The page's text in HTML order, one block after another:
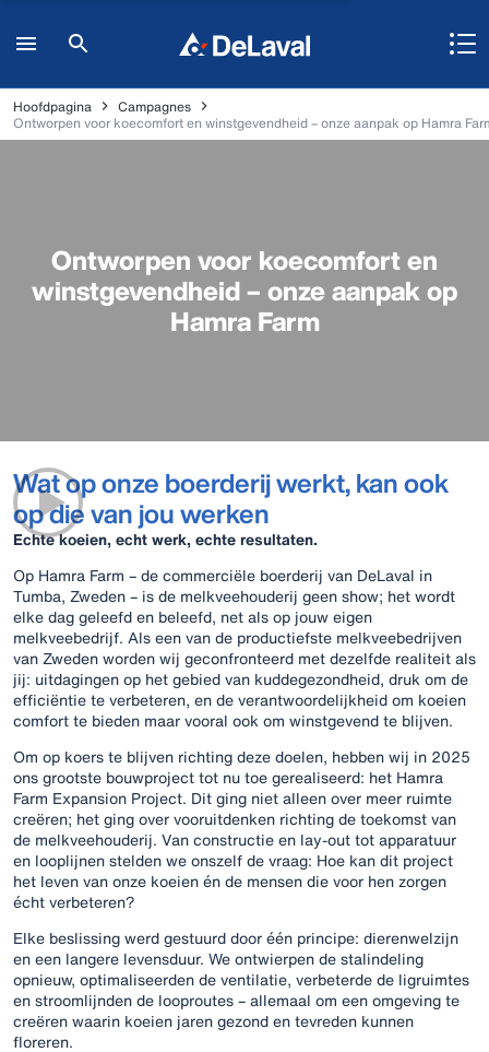
Hoofdpagina
Campagnes
Ontworpen voor koecomfort en winstgevendheid – onze aanpak op Hamra
Ontworpen voor koecomfort en
winstgevendheid – onze aanpak op
Hamra Farm
Wat op onze boerderij werkt, kan ook
op die van jou werken
Echte koeien, echt werk, echte resultaten.
Op Hamra Farm – de commerciële boerderij van DeLaval in
Tumba, Zweden – is de melkveehouderij geen show; het wordt
elke dag geleefd en beleefd, net als op jouw eigen
melkveebedrijf. Als een van de productiefste melkveebedrijven
van Zweden worden wij geconfronteerd met dezelfde realiteit als
jij: uitdagingen op het gebied van kuddegezondheid, druk om de
efficiëntie te verbeteren, en de verantwoordelijkheid om koeien
comfort te bieden maar vooral ook om winstgevend te blijven.
Om op koers te blijven richting deze doelen, hebben wij in 2025
ons grootste bouwproject tot nu toe gerealiseerd: het Hamra
Farm Expansion Project. Dit ging niet alleen over meer ruimte
creëren; het ging over vooruitdenken richting de toekomst van
de melkveehouderij. Van constructie en lay-out tot apparatuur
en looplijnen stelden we onszelf de vraag: Hoe kan dit project
het leven van onze koeien én de mensen die voor hen zorgen
écht verbeteren?
Elke beslissing werd gestuurd door één principe: dierenwelzijn
en een langere levensduur. We ontwierpen de stalindeling
opnieuw, optimaliseerden de ventilatie, verbeterde de ligruimtes
en stroomlijnden de looproutes – allemaal om een omgeving te
creëren waarin koeien jaren gezond en tevreden kunnen
floreren.